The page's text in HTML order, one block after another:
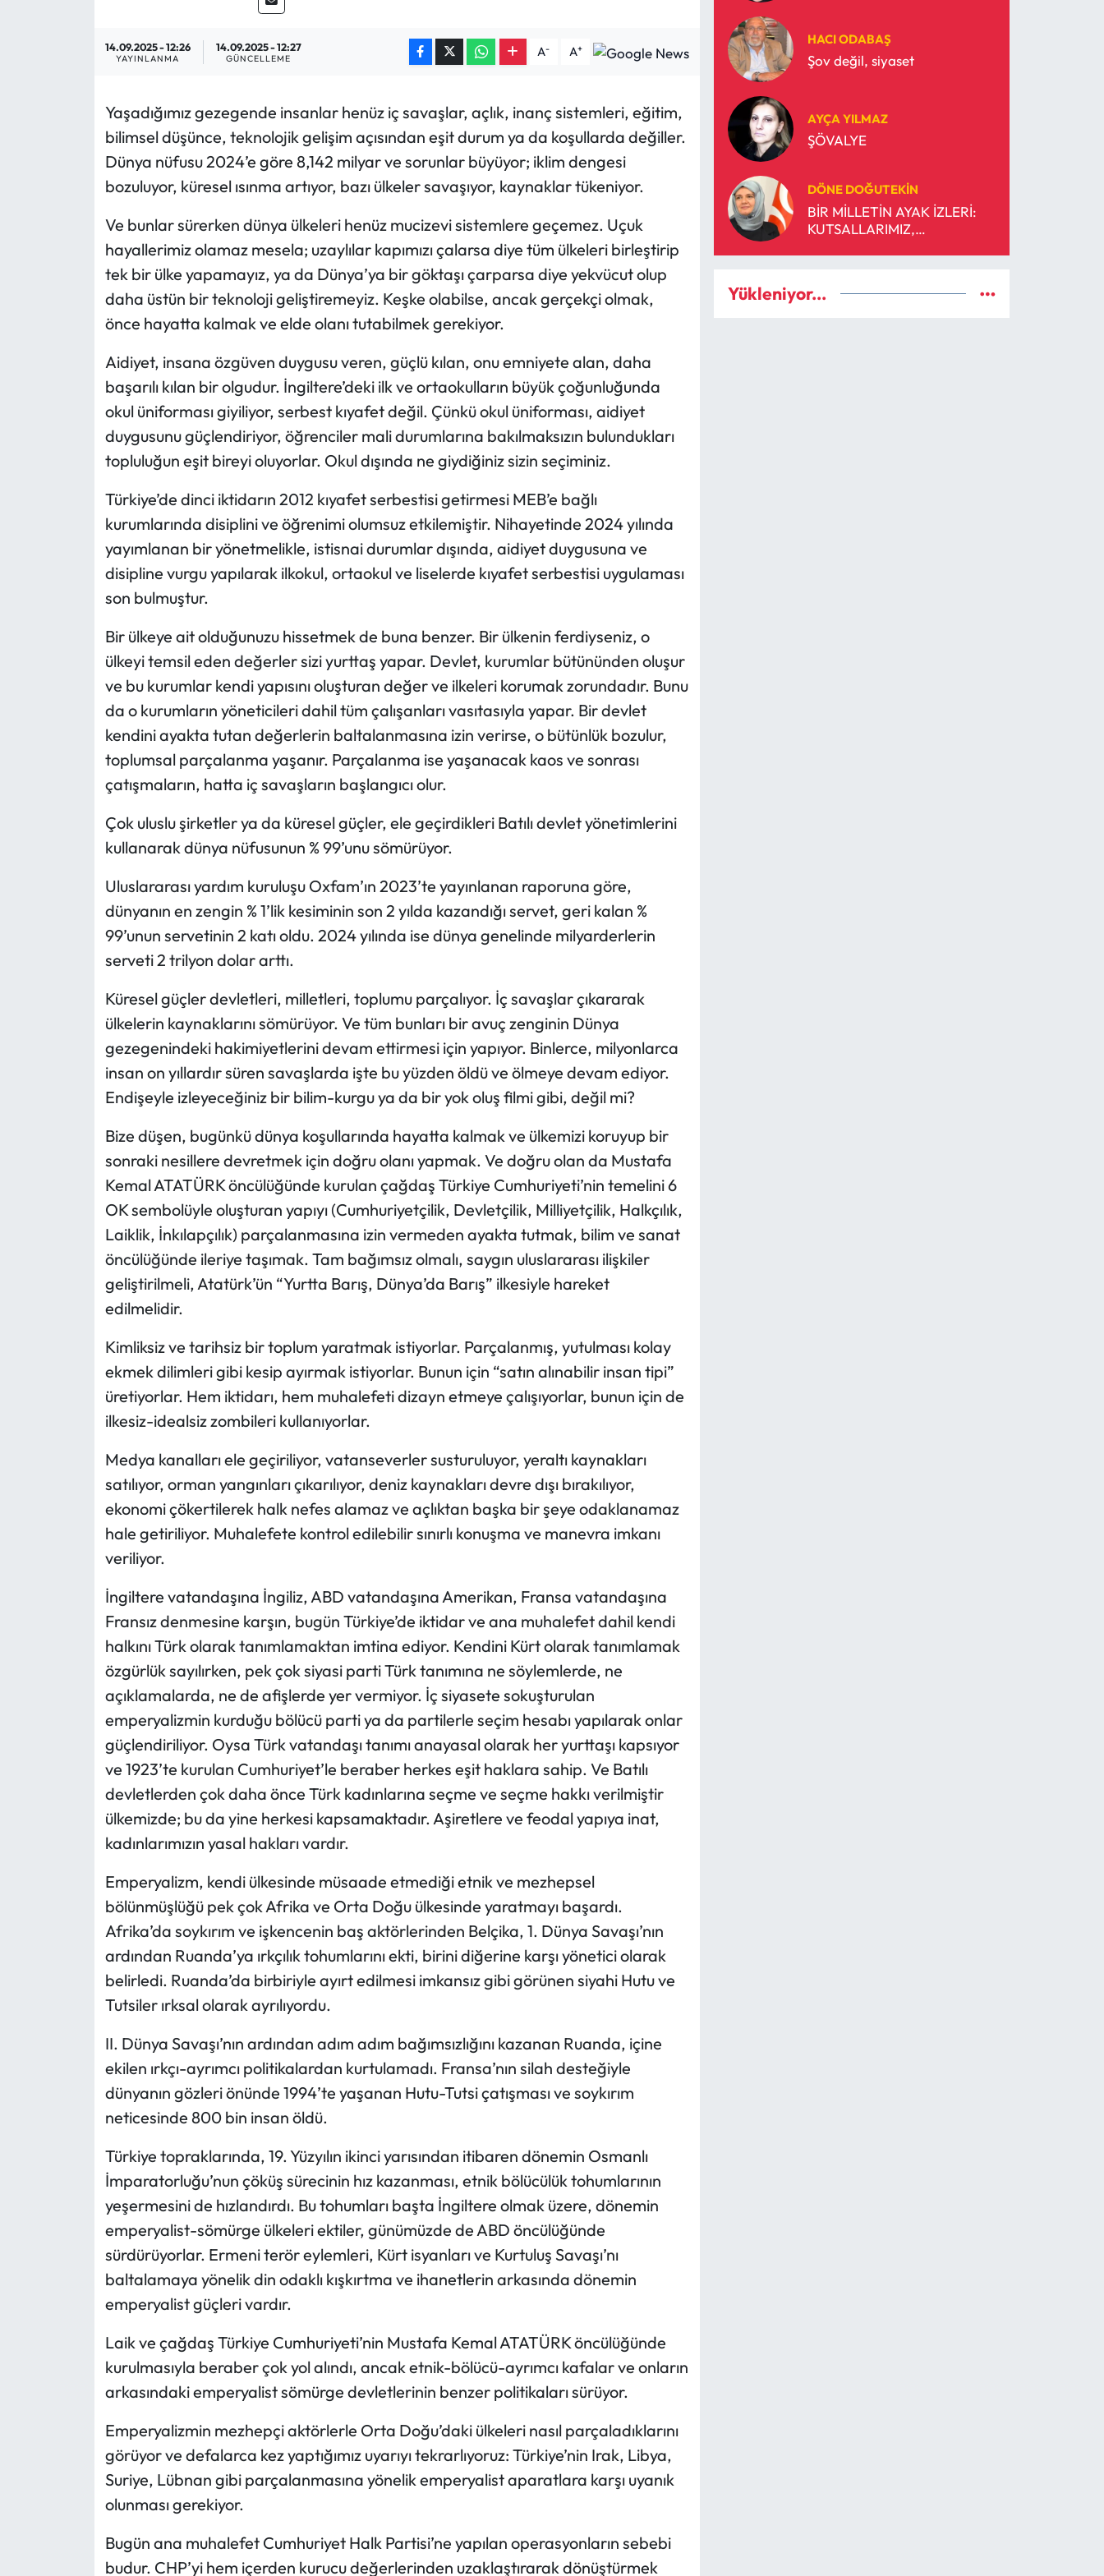
14.09.2025 - 12:26
YAYINLANMA
14.09.2025 - 12:27
GÜNCELLEME A- A+
Yaşadığımız gezegende insanlar henüz iç savaşlar, açlık, inanç sistemleri, eğitim,
bilimsel düşünce, teknolojik gelişim açısından eşit durum ya da koşullarda değiller.
Dünya nüfusu 2024’e göre 8,142 milyar ve sorunlar büyüyor; iklim dengesi
bozuluyor, küresel ısınma artıyor, bazı ülkeler savaşıyor, kaynaklar tükeniyor.
Ve bunlar sürerken dünya ülkeleri henüz mucizevi sistemlere geçemez. Uçuk
hayallerimiz olamaz mesela; uzaylılar kapımızı çalarsa diye tüm ülkeleri birleştirip
tek bir ülke yapamayız, ya da Dünya’ya bir göktaşı çarparsa diye yekvücut olup
daha üstün bir teknoloji geliştiremeyiz. Keşke olabilse, ancak gerçekçi olmak,
önce hayatta kalmak ve elde olanı tutabilmek gerekiyor.
Aidiyet, insana özgüven duygusu veren, güçlü kılan, onu emniyete alan, daha
başarılı kılan bir olgudur. İngiltere’deki ilk ve ortaokulların büyük çoğunluğunda
okul üniforması giyiliyor, serbest kıyafet değil. Çünkü okul üniforması, aidiyet
duygusunu güçlendiriyor, öğrenciler mali durumlarına bakılmaksızın bulundukları
topluluğun eşit bireyi oluyorlar. Okul dışında ne giydiğiniz sizin seçiminiz.
Türkiye’de dinci iktidarın 2012 kıyafet serbestisi getirmesi MEB’e bağlı
kurumlarında disiplini ve öğrenimi olumsuz etkilemiştir. Nihayetinde 2024 yılında
yayımlanan bir yönetmelikle, istisnai durumlar dışında, aidiyet duygusuna ve
disipline vurgu yapılarak ilkokul, ortaokul ve liselerde kıyafet serbestisi uygulaması
son bulmuştur.
Bir ülkeye ait olduğunuzu hissetmek de buna benzer. Bir ülkenin ferdiyseniz, o
ülkeyi temsil eden değerler sizi yurttaş yapar. Devlet, kurumlar bütününden oluşur
ve bu kurumlar kendi yapısını oluşturan değer ve ilkeleri korumak zorundadır. Bunu
da o kurumların yöneticileri dahil tüm çalışanları vasıtasıyla yapar. Bir devlet
kendini ayakta tutan değerlerin baltalanmasına izin verirse, o bütünlük bozulur,
toplumsal parçalanma yaşanır. Parçalanma ise yaşanacak kaos ve sonrası
çatışmaların, hatta iç savaşların başlangıcı olur.
Çok uluslu şirketler ya da küresel güçler, ele geçirdikleri Batılı devlet yönetimlerini
kullanarak dünya nüfusunun % 99’unu sömürüyor.
Uluslararası yardım kuruluşu Oxfam’ın 2023’te yayınlanan raporuna göre,
dünyanın en zengin % 1’lik kesiminin son 2 yılda kazandığı servet, geri kalan %
99’unun servetinin 2 katı oldu. 2024 yılında ise dünya genelinde milyarderlerin
serveti 2 trilyon dolar arttı.
Küresel güçler devletleri, milletleri, toplumu parçalıyor. İç savaşlar çıkararak
ülkelerin kaynaklarını sömürüyor. Ve tüm bunları bir avuç zenginin Dünya
gezegenindeki hakimiyetlerini devam ettirmesi için yapıyor. Binlerce, milyonlarca
insan on yıllardır süren savaşlarda işte bu yüzden öldü ve ölmeye devam ediyor.
Endişeyle izleyeceğiniz bir bilim-kurgu ya da bir yok oluş filmi gibi, değil mi?
Bize düşen, bugünkü dünya koşullarında hayatta kalmak ve ülkemizi koruyup bir
sonraki nesillere devretmek için doğru olanı yapmak. Ve doğru olan da Mustafa
Kemal ATATÜRK öncülüğünde kurulan çağdaş Türkiye Cumhuriyeti’nin temelini 6
OK sembolüyle oluşturan yapıyı (Cumhuriyetçilik, Devletçilik, Milliyetçilik, Halkçılık,
Laiklik, İnkılapçılık) parçalanmasına izin vermeden ayakta tutmak, bilim ve sanat
öncülüğünde ileriye taşımak. Tam bağımsız olmalı, saygın uluslararası ilişkiler
geliştirilmeli, Atatürk’ün “Yurtta Barış, Dünya’da Barış” ilkesiyle hareket
edilmelidir.
Kimliksiz ve tarihsiz bir toplum yaratmak istiyorlar. Parçalanmış, yutulması kolay
ekmek dilimleri gibi kesip ayırmak istiyorlar. Bunun için “satın alınabilir insan tipi”
üretiyorlar. Hem iktidarı, hem muhalefeti dizayn etmeye çalışıyorlar, bunun için de
ilkesiz-idealsiz zombileri kullanıyorlar.
Medya kanalları ele geçiriliyor, vatanseverler susturuluyor, yeraltı kaynakları
satılıyor, orman yangınları çıkarılıyor, deniz kaynakları devre dışı bırakılıyor,
ekonomi çökertilerek halk nefes alamaz ve açlıktan başka bir şeye odaklanamaz
hale getiriliyor. Muhalefete kontrol edilebilir sınırlı konuşma ve manevra imkanı
veriliyor.
İngiltere vatandaşına İngiliz, ABD vatandaşına Amerikan, Fransa vatandaşına
Fransız denmesine karşın, bugün Türkiye’de iktidar ve ana muhalefet dahil kendi
halkını Türk olarak tanımlamaktan imtina ediyor. Kendini Kürt olarak tanımlamak
özgürlük sayılırken, pek çok siyasi parti Türk tanımına ne söylemlerde, ne
açıklamalarda, ne de afişlerde yer vermiyor. İç siyasete sokuşturulan
emperyalizmin kurduğu bölücü parti ya da partilerle seçim hesabı yapılarak onlar
güçlendiriliyor. Oysa Türk vatandaşı tanımı anayasal olarak her yurttaşı kapsıyor
ve 1923’te kurulan Cumhuriyet’le beraber herkes eşit haklara sahip. Ve Batılı
devletlerden çok daha önce Türk kadınlarına seçme ve seçme hakkı verilmiştir
ülkemizde; bu da yine herkesi kapsamaktadır. Aşiretlere ve feodal yapıya inat,
kadınlarımızın yasal hakları vardır.
Emperyalizm, kendi ülkesinde müsaade etmediği etnik ve mezhepsel
bölünmüşlüğü pek çok Afrika ve Orta Doğu ülkesinde yaratmayı başardı.
Afrika’da soykırım ve işkencenin baş aktörlerinden Belçika, 1. Dünya Savaşı’nın
ardından Ruanda’ya ırkçılık tohumlarını ekti, birini diğerine karşı yönetici olarak
belirledi. Ruanda’da birbiriyle ayırt edilmesi imkansız gibi görünen siyahi Hutu ve
Tutsiler ırksal olarak ayrılıyordu.
II. Dünya Savaşı’nın ardından adım adım bağımsızlığını kazanan Ruanda, içine
ekilen ırkçı-ayrımcı politikalardan kurtulamadı. Fransa’nın silah desteğiyle
dünyanın gözleri önünde 1994’te yaşanan Hutu-Tutsi çatışması ve soykırım
neticesinde 800 bin insan öldü.
Türkiye topraklarında, 19. Yüzyılın ikinci yarısından itibaren dönemin Osmanlı
İmparatorluğu’nun çöküş sürecinin hız kazanması, etnik bölücülük tohumlarının
yeşermesini de hızlandırdı. Bu tohumları başta İngiltere olmak üzere, dönemin
emperyalist-sömürge ülkeleri ektiler, günümüzde de ABD öncülüğünde
sürdürüyorlar. Ermeni terör eylemleri, Kürt isyanları ve Kurtuluş Savaşı’nı
baltalamaya yönelik din odaklı kışkırtma ve ihanetlerin arkasında dönemin
emperyalist güçleri vardır.
Laik ve çağdaş Türkiye Cumhuriyeti’nin Mustafa Kemal ATATÜRK öncülüğünde
kurulmasıyla beraber çok yol alındı, ancak etnik-bölücü-ayrımcı kafalar ve onların
arkasındaki emperyalist sömürge devletlerinin benzer politikaları sürüyor.
Emperyalizmin mezhepçi aktörlerle Orta Doğu’daki ülkeleri nasıl parçaladıklarını
görüyor ve defalarca kez yaptığımız uyarıyı tekrarlıyoruz: Türkiye’nin Irak, Libya,
Suriye, Lübnan gibi parçalanmasına yönelik emperyalist aparatlara karşı uyanık
olunması gerekiyor.
Bugün ana muhalefet Cumhuriyet Halk Partisi’ne yapılan operasyonların sebebi
budur. CHP’yi hem içerden kurucu değerlerinden uzaklaştırarak dönüştürmek
HACI ODABAŞ
Şov değil, siyaset
AYÇA YILMAZ
ŞÖVALYE
DÖNE DOĞUTEKIN
BİR MİLLETİN AYAK İZLERİ:
KUTSALLARIMIZ,
Yükleniyor...
İskilip Haberleri
Kargı Haberleri
Kültür Sanat
Laçin Haberleri
Mecitözü Haberleri
Oğuzlar Haberleri
Ortaköy Haberleri
Osmancık Haberleri
Otomotiv
Resmi Reklam
Sungurlu Haberleri
Uğurludağ Haberleri
Yayla Haber
Yemek Tarifleri
Yerel Haberler